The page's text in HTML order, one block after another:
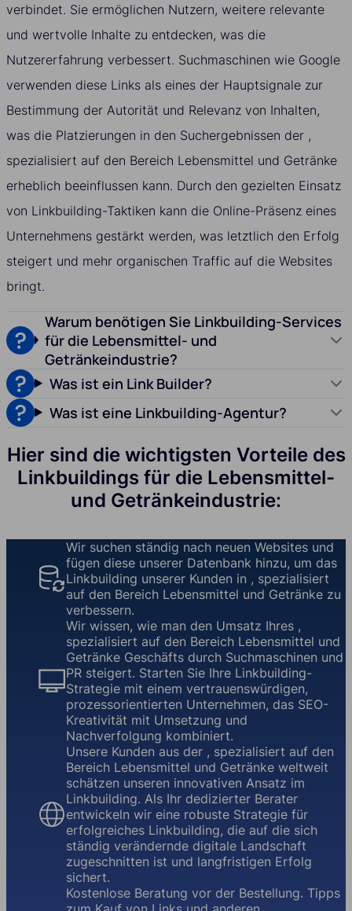
verbindet. Sie ermöglichen Nutzern, weitere relevante
und wertvolle Inhalte zu entdecken, was die
Nutzererfahrung verbessert. Suchmaschinen wie Google
verwenden diese Links als eines der Hauptsignale zur
Bestimmung der Autorität und Relevanz von Inhalten,
was die Platzierungen in den Suchergebnissen der ,
spezialisiert auf den Bereich Lebensmittel und Getränke
erheblich beeinflussen kann. Durch den gezielten Einsatz
von Linkbuilding-Taktiken kann die Online-Präsenz eines
Unternehmens gestärkt werden, was letztlich den Erfolg
steigert und mehr organischen Traffic auf die Websites
bringt.
Warum benötigen Sie Linkbuilding-Services
für die Lebensmittel- und
Getränkeindustrie?
Was ist ein Link Builder?
Was ist eine Linkbuilding-Agentur?
Hier sind die wichtigsten Vorteile des
Linkbuildings für die Lebensmittel-
und Getränkeindustrie:
Wir suchen ständig nach neuen Websites und
fügen diese unserer Datenbank hinzu, um das
Linkbuilding unserer Kunden in , spezialisiert
auf den Bereich Lebensmittel und Getränke zu
verbessern.
Wir wissen, wie man den Umsatz Ihres ,
spezialisiert auf den Bereich Lebensmittel und
Getränke Geschäfts durch Suchmaschinen und
PR steigert. Starten Sie Ihre Linkbuilding-
Strategie mit einem vertrauenswürdigen,
prozessorientierten Unternehmen, das SEO-
Kreativität mit Umsetzung und
Nachverfolgung kombiniert.
Unsere Kunden aus der , spezialisiert auf den
Bereich Lebensmittel und Getränke weltweit
schätzen unseren innovativen Ansatz im
Linkbuilding. Als Ihr dedizierter Berater
entwickeln wir eine robuste Strategie für
erfolgreiches Linkbuilding, die auf die sich
ständig verändernde digitale Landschaft
zugeschnitten ist und langfristigen Erfolg
sichert.
Kostenlose Beratung vor der Bestellung. Tipps